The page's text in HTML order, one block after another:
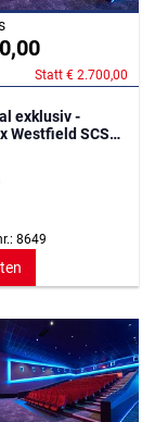
Statt € 2.700,00
exklusiv -
Westfield SCS
8649